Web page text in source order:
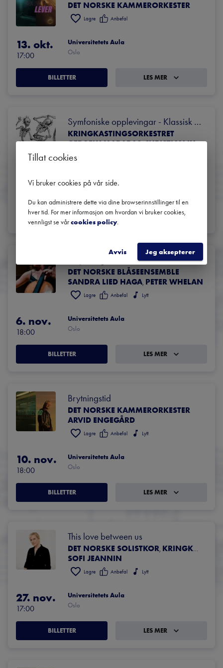
DET NORSKE KAMMERORKESTER
Lagre Anbefal
13. okt.
17:00
Universitetets Aula
Oslo
BILLETTER LES MER
Symfoniske opplevingar - Klassisk
Halloween
KRINGKASTING​S​ORKESTRET
GERGELY MADARAS,CHRISTIAN IHLE HADLAND
28. okt.
Universitetets Aula
BILLETTER LES MER
DET NORSKE BLÅSEENSEMBLE
SANDRA LIED HAGA, PETER WHELAN
Lagre Anbefal Lytt
6. nov.
18:00
Universitetets Aula
Oslo
BILLETTER LES MER
Brytningstid
DET NORSKE KAMMERORKESTER
ARVID ENGEGÅRD
Lagre Anbefal Lytt
10. nov.
18:00
Universitetets Aula
Oslo
BILLETTER LES MER
This love between us
DET NORSKE SOLISTKOR, KRINGKASTING​S​ORKESTRET
SOFI JEANNIN
Lagre Anbefal Lytt
27. nov.
17:00
Universitetets Aula
Oslo
BILLETTER LES MER
Tillat cookies
Vi bruker cookies på vår side.
Du kan administrere dette via dine browserinnstillinger til en
hver tid. For mer informasjon om hvordan vi bruker cookies,
vennligst se vårcookies policy.
Avvis Jeg aksepterer